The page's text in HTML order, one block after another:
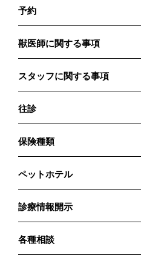
予約
獣医師に関する事項
スタッフに関する事項
往診
保険種類
ペットホテル
診療情報開示
各種相談